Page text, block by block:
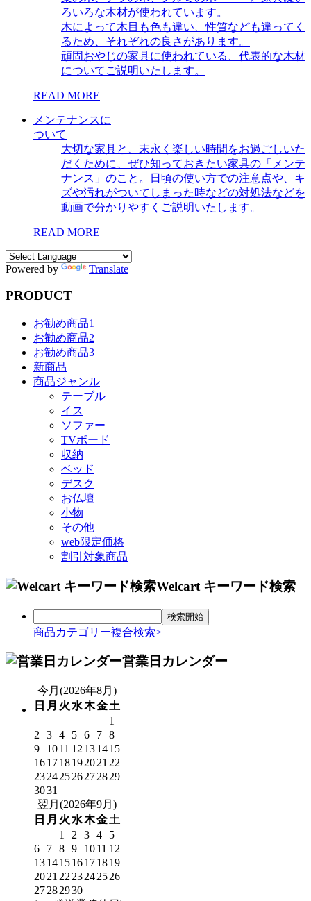
ろいろな木材が使われています。
木によって木目も色も違い、性質なども違ってく
るため、それぞれの良さがあります。
頑固おやじの家具に使われている、代表的な木材
についてご説明いたします。
READ MORE
メンテナンスに
ついて
大切な家具と、末永く楽しい時間をお過ごしいた
だくために、ぜひ知っておきたい家具の「メンテ
ナンス」のこと。日頃の使い方での注意点や、キ
ズや汚れがついてしまった時などの対処法などを
動画で分かりやすくご説明いたします。
READ MORE
Powered by Translate
PRODUCT
お勧め商品1
お勧め商品2
お勧め商品3
新商品
商品ジャンル
テーブル
イス
ソファー
TVボード
収納
ベッド
デスク
お仏壇
小物
その他
web限定価格
割引対象商品
Welcart キーワード検索
商品カテゴリー複合検索>
営業日カレンダー
今月(2026年8月)
日 月 火 水木金土
1
2
3 4 5 6 7 8
9
1011 12 131415
161718192021 22
23242526272829
3031
翌月(2026年9月)
日 月 火 水木金土
1
2 3 4
5
6
7 8 9 1011 12
13141516171819
2021 22 23242526
27282930